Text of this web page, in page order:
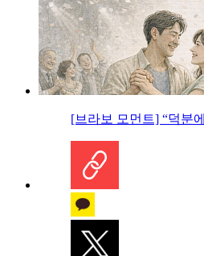
[브라보 모먼트] “덕분